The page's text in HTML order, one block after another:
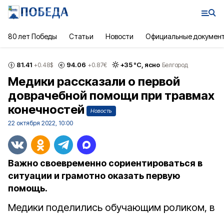
80 лет Победы Статьи Новости Официальные
81.41 +0.48$ 94.06 +0.87€ +35°С, ясно Белгород
Медики рассказали о первой
доврачебной помощи при травмах
конечностей
Новость
22 октября 2022, 10:00
Важно своевременно сориентироваться в
ситуации и грамотно оказать первую
помощь.
Медики поделились обучающим роликом, в